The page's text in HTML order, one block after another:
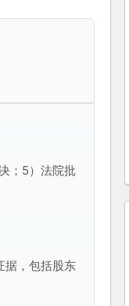
；5）法院批
据，包括股东